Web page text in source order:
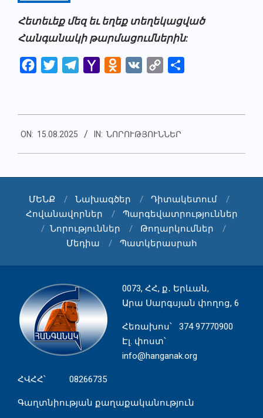
Հետեւեք մեզ եւ եղեք տեղեկացված
Հանգանակի թարմացումներին:
Facebook
Twitter Telegram
Yahoo
Odnoklassniki
VK
Copy
08-
15
ON: 15.08.2025 IN: ՆՈՐՈՒԹՅՈՒՆՆԵՐ
ՄԵՆՔ Նախագծեր
Դիտակետում
Հովանավորներ
Պարգեվատրություններ
Նորություններ
Թողարկումներ
Մեդիա
Պատկերասրահ
0073, ՀՀ, ք․ Երևան,
Արա Սարգսյան փողոց, 6
Հեռախոս՝ 374 97770900
Էլ. փոստ՝
info@hanganak.org
ՀՎՀՀ՝ 08266735
Գաղտնիության քաղաքականություն